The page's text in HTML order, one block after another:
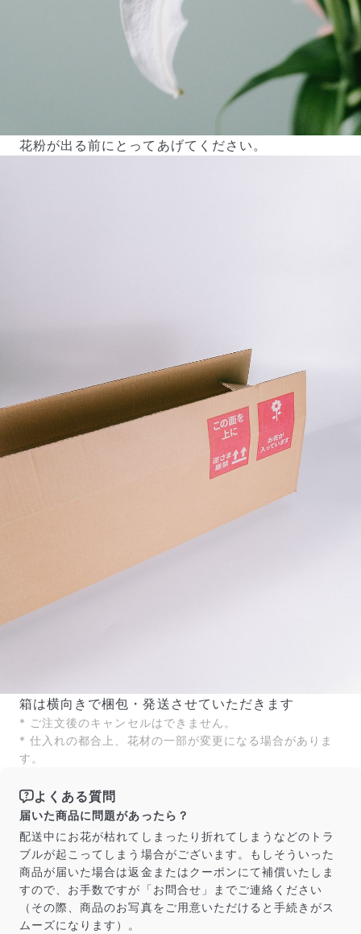
花粉が出る前にとってあげてください。
箱は横向きで梱包・発送させていただきます
* ご注文後のキャンセルはできません。
* 仕入れの都合上、花材の一部が変更になる場合がありま
す。
よくある質問
届いた商品に問題があったら？
配送中にお花が枯れてしまったり折れてしまうなどのトラ
ブルが起こってしまう場合がございます。もしそういった
商品が届いた場合は返金またはクーポンにて補償いたしま
すので、お手数ですが「お問合せ」までご連絡ください
（その際、商品のお写真をご用意いただけると手続きがス
ムーズになります）。